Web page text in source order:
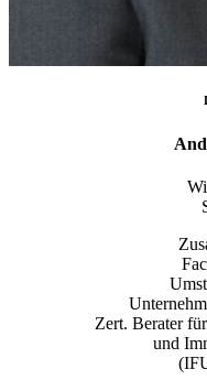
Zert. Berater
und